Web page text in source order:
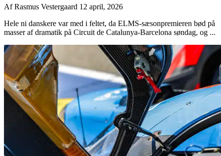
AfRasmus Vestergaard 12 april, 2026
Hele ni danskere var med i feltet, da ELMS-sæsonpremieren bød på
masser af dramatik på Circuit de Catalunya-Barcelona søndag, og ...